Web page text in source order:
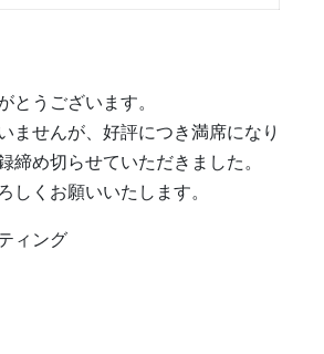
とうございます。
ませんが、好評につき満席になり
締め切らせていただきました。
しくお願いいたします。
ィング